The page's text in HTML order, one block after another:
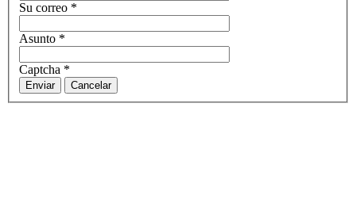
Su correo *
Asunto *
Captcha *
Enviar Cancelar